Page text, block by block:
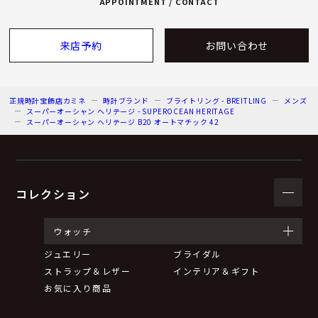
来店予約 お問い合わせ
正規時計宝飾店カミネ 時計ブランド ブライトリング - BREITLING
メンズ
スーパーオーシャン ヘリテージ - SUPEROCEAN HERITAGE
スーパーオーシャン ヘリテージ B20 オートマチック 42
コレクション
ウォッチ
ジュエリー
ブライダル
ストラップ＆レザー
インテリア＆ギフト
お気に入り商品